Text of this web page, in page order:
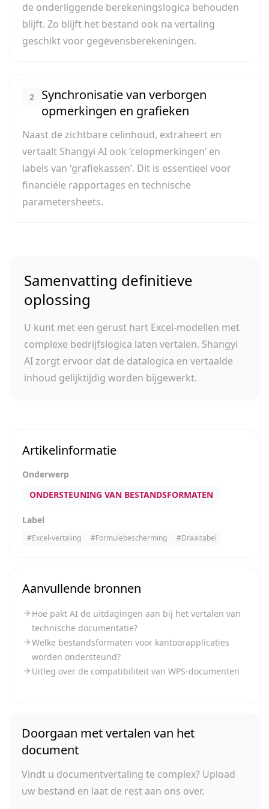
de onderliggende berekeningslogica behouden
blijft. Zo blijft het bestand ook na vertaling
geschikt voor gegevensberekeningen.
2
Synchronisatie van verborgen
opmerkingen en grafieken
Naast de zichtbare celinhoud, extraheert en
vertaalt Shangyi AI ook ‘celopmerkingen’ en
labels van ‘grafiekassen’. Dit is essentieel voor
financiële rapportages en technische
parametersheets.
Samenvatting definitieve
oplossing
U kunt met een gerust hart Excel-modellen met
complexe bedrijfslogica laten vertalen. Shangyi
AI zorgt ervoor dat de datalogica en vertaalde
inhoud gelijktijdig worden bijgewerkt.
Artikelinformatie
Onderwerp
ONDERSTEUNING VAN BESTANDSFORMATEN
Label
#Excel-vertaling #Formulebescherming #Draaitabel
Aanvullende bronnen
Hoe pakt AI de uitdagingen aan bij het vertalen van
technische documentatie?
Welke bestandsformaten voor kantoorapplicaties
worden ondersteund?
Uitleg over de compatibiliteit van WPS-documenten
Doorgaan met vertalen van het
document
Vindt u documentvertaling te complex? Upload
uw bestand en laat de rest aan ons over.